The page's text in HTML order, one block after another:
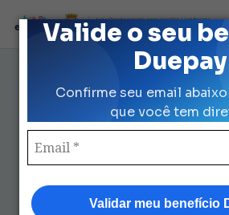
Valide o seu
Duepay
Confirme seu email
que você tem
Validar meu benefício
Loja Credenciada para auxilio Uniforme
e Kit Escolar da Prefeitura de São Paulo
Tenis Escolar
Completo para
Todos os